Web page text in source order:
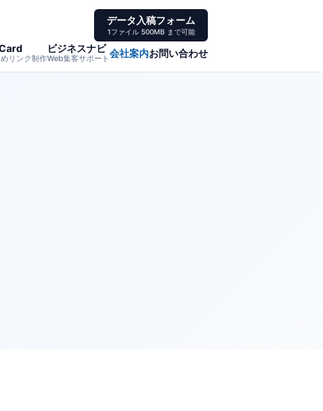
データ入稿フォーム
1ファイル 500MB まで可能
リンク制作
ビジネスナビ
Web集客サポート 会社案内お問い合わせ